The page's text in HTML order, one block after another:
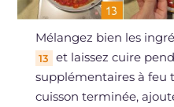
Mélangez bien les
13
et laissez cuire
supplémentaires à feu
cuisson terminée,